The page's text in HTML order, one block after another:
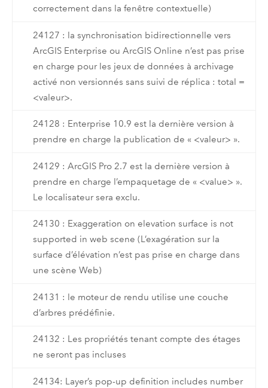
correctement dans la fenêtre contextuelle)
24127 : la synchronisation bidirectionnelle vers
ArcGIS Enterprise ou ArcGIS Online n’est pas prise
en charge pour les jeux de données à archivage
activé non versionnés sans suivi de réplica : total =
<valeur>.
24128 : Enterprise 10.9 est la dernière version à
prendre en charge la publication de « <valeur> ».
24129 : ArcGIS Pro 2.7 est la dernière version à
prendre en charge l’empaquetage de « <value> ».
Le localisateur sera exclu.
24130 : Exaggeration on elevation surface is not
supported in web scene (L’exagération sur la
surface d’élévation n’est pas prise en charge dans
une scène Web)
24131 : le moteur de rendu utilise une couche
d’arbres prédéfinie.
24132 : Les propriétés tenant compte des étages
ne seront pas incluses
24134: Layer’s pop-up definition includes number